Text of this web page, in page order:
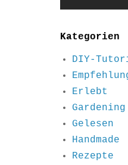
Kategorien
DIY-
Erlebt
Gardening
Gelesen
Handmade
Rezepte